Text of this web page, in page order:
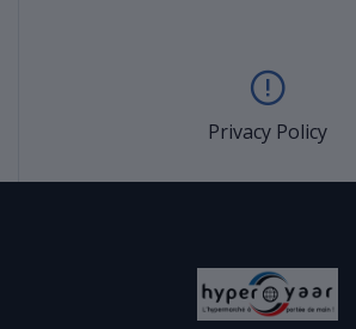
Privacy Policy